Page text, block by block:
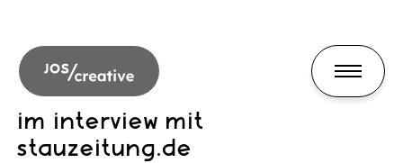
im interview mit
stauzeitung.de